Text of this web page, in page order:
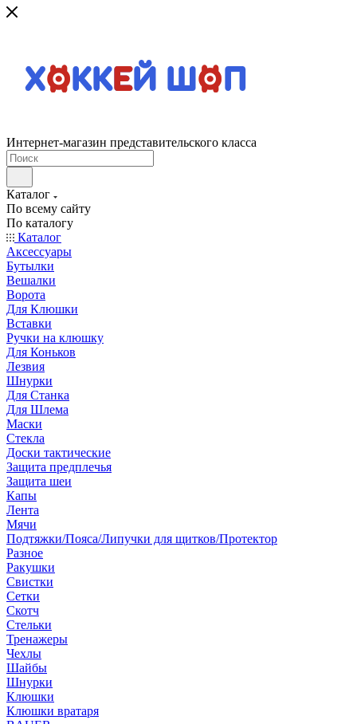
Интернет-магазин представительского класса
Каталог
По всему сайту
По каталогу
Каталог
Аксессуары
Бутылки
Вешалки
Ворота
Для Клюшки
Вставки
Ручки на клюшку
Для Коньков
Лезвия
Шнурки
Для Станка
Для Шлема
Маски
Стекла
Доски тактические
Защита предплечья
Защита шеи
Капы
Лента
Мячи
Подтяжки/Пояса/Липучки для щитков/Протектор
Разное
Ракушки
Свистки
Сетки
Скотч
Стельки
Тренажеры
Чехлы
Шайбы
Шнурки
Клюшки
Клюшки вратаря